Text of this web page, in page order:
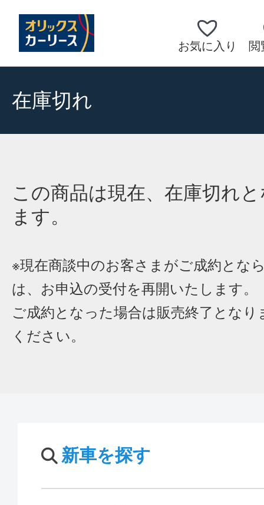
お気に入り 閲
在庫切れ
この商品は現在、在庫切れ
ます。
※現在商談中のお客さまがご成約とな
は、お申込の受付を再開いたします。
ご成約となった場合は販売終了となり
ください。
新車を探す